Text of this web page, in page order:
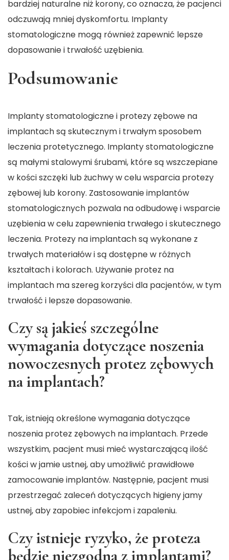
bardziej naturalne niż korony, co oznacza, że pacjenci
odczuwają mniej dyskomfortu. Implanty
stomatologiczne mogą również zapewnić lepsze
dopasowanie i trwałość uzębienia.
Podsumowanie
Implanty stomatologiczne i protezy zębowe na
implantach są skutecznym i trwałym sposobem
leczenia protetycznego. Implanty stomatologiczne
są małymi stalowymi śrubami, które są wszczepiane
w kości szczęki lub żuchwy w celu wsparcia protezy
zębowej lub korony. Zastosowanie implantów
stomatologicznych pozwala na odbudowę i wsparcie
uzębienia w celu zapewnienia trwałego i skutecznego
leczenia. Protezy na implantach są wykonane z
trwałych materiałów i są dostępne w różnych
kształtach i kolorach. Używanie protez na
implantach ma szereg korzyści dla pacjentów, w tym
trwałość i lepsze dopasowanie.
Czy są jakieś szczególne
wymagania dotyczące noszenia
nowoczesnych protez zębowych
na implantach?
Tak, istnieją określone wymagania dotyczące
noszenia protez zębowych na implantach. Przede
wszystkim, pacjent musi mieć wystarczającą ilość
kości w jamie ustnej, aby umożliwić prawidłowe
zamocowanie implantów. Następnie, pacjent musi
przestrzegać zaleceń dotyczących higieny jamy
ustnej, aby zapobiec infekcjom i zapaleniu.
Czy istnieje ryzyko, że proteza
będzie niezgodna z implantami?